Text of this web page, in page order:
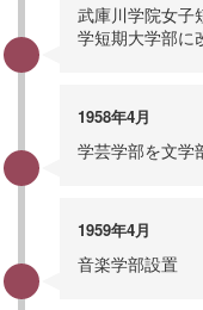
武庫川学院女子
学短期大学部に
1958年4月
学芸学部を文学
1959年4月
音楽学部設置